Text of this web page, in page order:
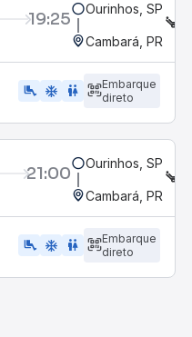
19:25 Ourinhos, SP
Cambará, PR
airline_seat_legroom_extra ac_unit WC
Embarque
direto
21:00 Ourinhos, SP
Cambará, PR
airline_seat_legroom_extra ac_unit WC
Embarque
direto